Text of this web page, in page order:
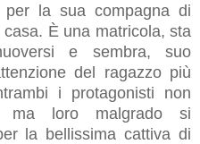
la sua compagna di
È una matricola, sta
e sembra, suo
del ragazzo più
i protagonisti non
ma loro malgrado si
la bellissima cattiva di